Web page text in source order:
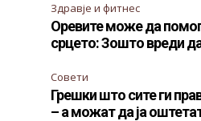
Здравје и фитнес
Оревите може да
срцето: Зошто вреди
Совети
Грешки што сите ги
– а можат да ја